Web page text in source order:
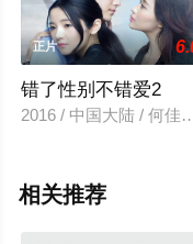
正片
错了性别不错爱2
2016 / 中国大陆 / 何佳
相关推荐